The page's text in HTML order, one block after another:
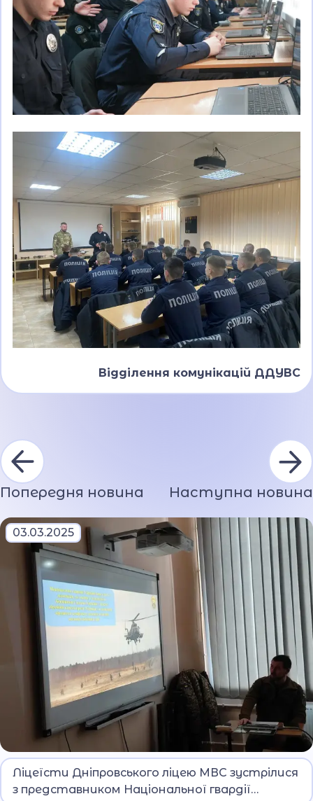
Відділення комунікацій ДДУВС
Попередня новина Наступна новина
03.03.2025
Відбулася зустріч ліцеїстів із підполковником
Володимиром Захарченком, представником
Ліцеїсти Дніпровського ліцею МВС зустрілися
з представником Національної гвардії